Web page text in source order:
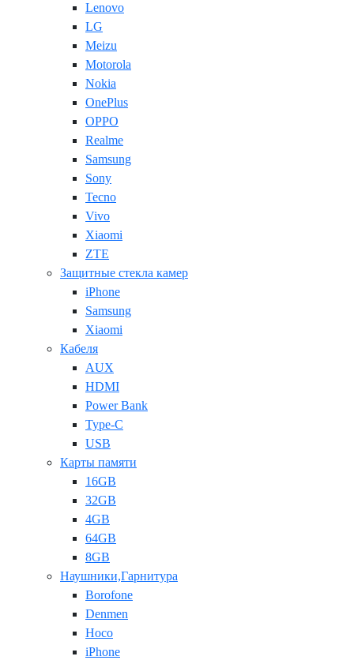
Lenovo
LG
Meizu
Motorola
Nokia
OnePlus
OPPO
Realme
Samsung
Sony
Tecno
Vivo
Xiaomi
ZTE
Защитные стекла камер
iPhone
Samsung
Xiaomi
Кабеля
AUX
HDMI
Power Bank
Type-C
USB
Карты памяти
16GB
32GB
4GB
64GB
8GB
Наушники,Гарнитура
Borofone
Denmen
Hoco
iPhone